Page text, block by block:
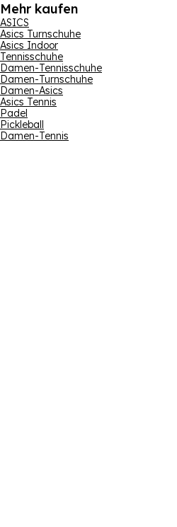
Mehr kaufen
ASICS
Asics Turnschuhe
Asics Indoor
Tennisschuhe
Damen-Tennisschuhe
Damen-Turnschuhe
Damen-Asics
Asics Tennis
Padel
Pickleball
Damen-Tennis